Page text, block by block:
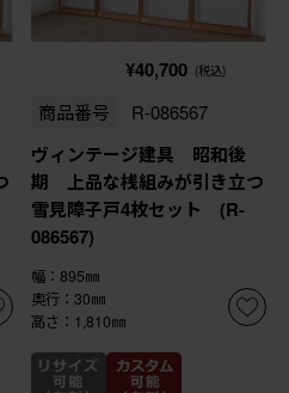
¥40,700 (税込)
商品番号 R-086567
ヴィンテージ建具 昭和後
期 上品な桟組みが引き立つ
雪見障子戸4枚セット (R-
086567)
幅：895㎜
奥行：30㎜
高さ：1,810㎜